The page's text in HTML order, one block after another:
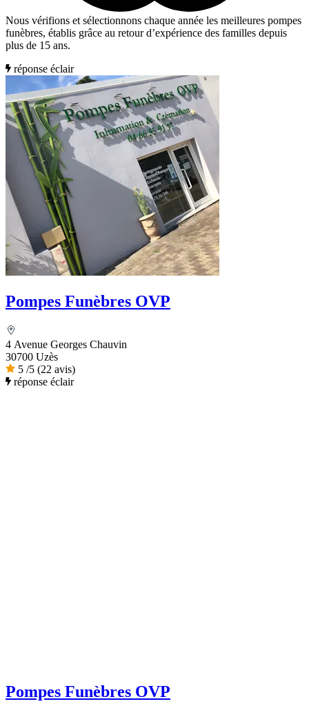
Nous vérifions et sélectionnons chaque année les meilleures pompes
funèbres, établis grâce au retour d’expérience des familles depuis
plus de 15 ans.
réponse éclair
Pompes Funèbres OVP
4 Avenue Georges Chauvin
30700 Uzès
5 /5 (22 avis)
réponse éclair
Pompes Funèbres OVP